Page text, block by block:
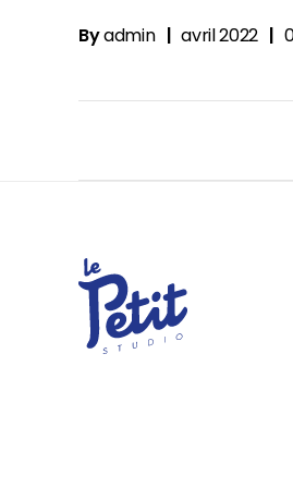
Byadmin avril 2022